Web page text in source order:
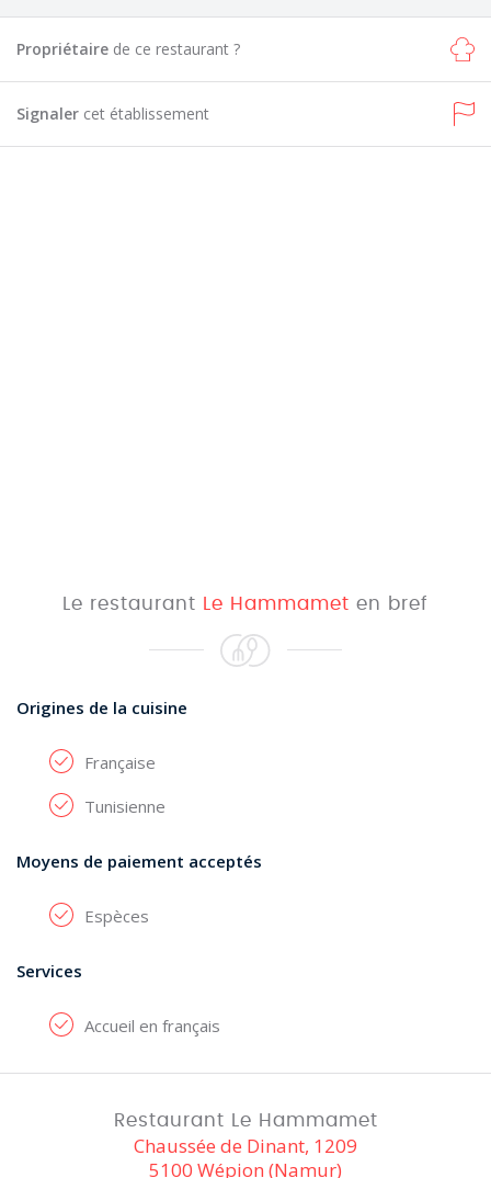
Propriétaire de ce restaurant ?
Signaler cet établissement
Le restaurant Le Hammamet en bref
Origines de la cuisine
Française
Tunisienne
Moyens de paiement acceptés
Espèces
Services
Accueil en français
Restaurant Le Hammamet
Chaussée de Dinant, 1209
5100 Wépion (Namur)